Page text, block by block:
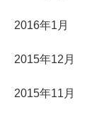
2016年1月
2015年12月
2015年11月